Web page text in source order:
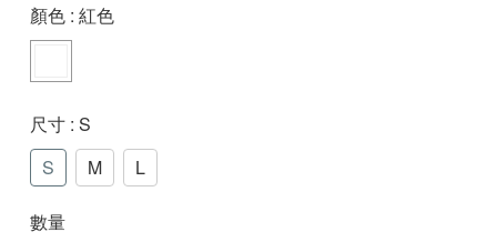
顏色 : 紅色
尺寸 : S
S
M L
數量